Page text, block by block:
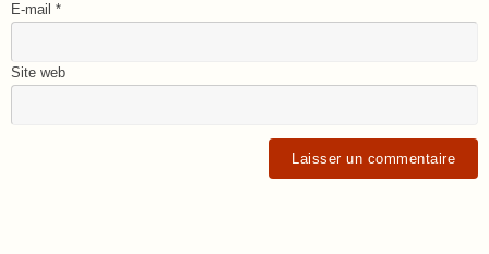
E-mail *
Site web